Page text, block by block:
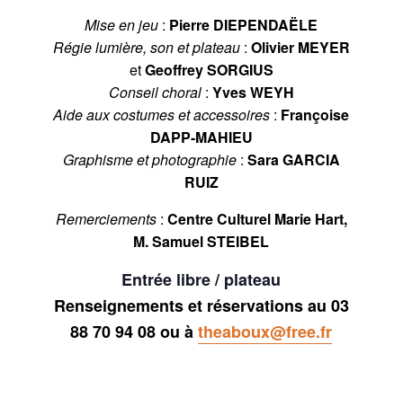
Mise en jeu : Pierre DIEPENDAËLE
Régie lumière, son et plateau: Olivier MEYER
etGeoffrey SORGIUS
Conseil choral: Yves WEYH
Aide aux costumes et accessoires : Françoise
DAPP-MAHIEU
Graphisme et photographie: Sara GARCIA
RUIZ
Remerciements : Centre Culturel Marie Hart,
M. Samuel STEIBEL
Entrée libre / plateau
Renseignements et réservations au 03
88 70 94 08 ou àtheaboux@free.fr